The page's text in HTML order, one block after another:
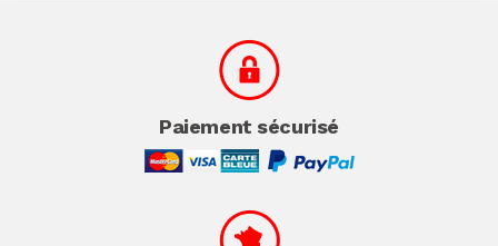
Paiement sécurisé